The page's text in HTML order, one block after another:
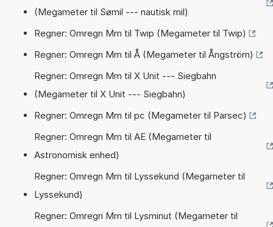
(Megameter til Sømil --- nautisk mil)
Regner: Omregn Mm til Twip (Megameter til Twip)
Regner: Omregn Mm til Å (Megameter til Ångström)
Regner: Omregn Mm til X Unit --- Siegbahn
(Megameter til X Unit --- Siegbahn)
Regner: Omregn Mm til pc (Megameter til Parsec)
Regner: Omregn Mm til AE (Megameter til
Astronomisk enhed)
Regner: Omregn Mm til Lyssekund (Megameter til
Lyssekund)
Regner: Omregn Mm til Lysminut (Megameter til